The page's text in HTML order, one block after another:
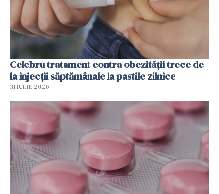
Celebru tratament contra obezității trece de
la injecții săptămânale la pastile zilnice
31 IULIE 2026